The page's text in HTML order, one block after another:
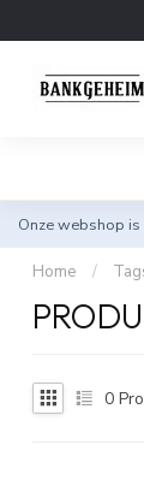
Onze webshop is
Home /
0